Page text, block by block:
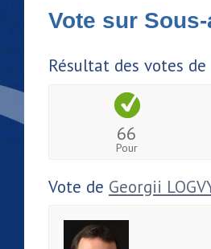
Vote sur
Résultat des votes
66
Pour
Vote de Georgii